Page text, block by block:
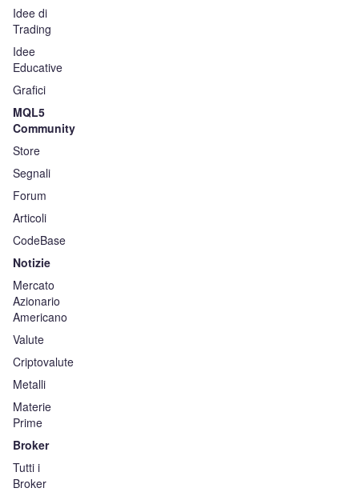
Idee di
Trading
Idee
Educative
Grafici
MQL5
Community
Store
Segnali
Forum
Articoli
CodeBase
Notizie
Mercato
Azionario
Americano
Valute
Criptovalute
Metalli
Materie
Prime
Broker
Tutti i
Broker